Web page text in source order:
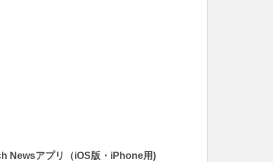
Newsアプリ（iOS版・iPhone用)